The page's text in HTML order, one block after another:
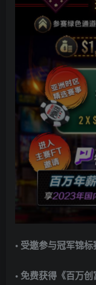
• 受邀参与冠军锦标
• 免费获得《百万